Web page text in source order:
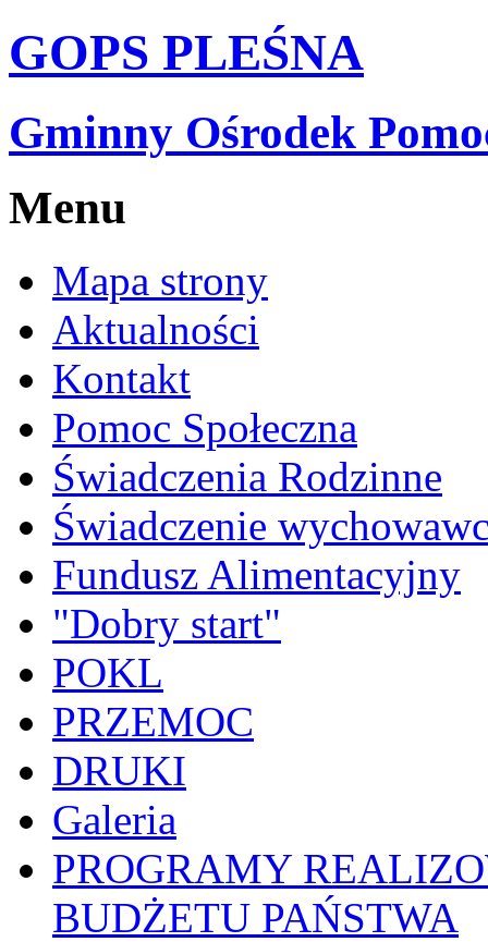
GOPS PLEŚNA
Gminny Ośrodek
Menu
Mapa strony
Aktualności
Kontakt
Pomoc Społeczna
Świadczenia Rodzinne
Świadczenie
Fundusz Alimentacyjny
"Dobry start"
POKL
PRZEMOC
DRUKI
Galeria
PROGRAMY
BUDŻETU PAŃSTWA